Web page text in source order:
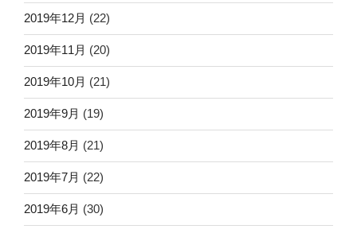
2019年12月 (22)
2019年11月 (20)
2019年10月 (21)
2019年9月 (19)
2019年8月 (21)
2019年7月 (22)
2019年6月 (30)